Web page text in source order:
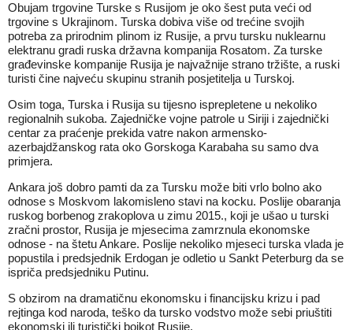
Obujam trgovine Turske s Rusijom je oko šest puta veći od
trgovine s Ukrajinom. Turska dobiva više od trećine svojih
potreba za prirodnim plinom iz Rusije, a prvu tursku nuklearnu
elektranu gradi ruska državna kompanija Rosatom. Za turske
građevinske kompanije Rusija je najvažnije strano tržište, a ruski
turisti čine najveću skupinu stranih posjetitelja u Turskoj.
Osim toga, Turska i Rusija su tijesno isprepletene u nekoliko
regionalnih sukoba. Zajedničke vojne patrole u ​​Siriji i zajednički
centar za praćenje prekida vatre nakon armensko-
azerbajdžanskog rata oko Gorskoga Karabaha su samo dva
primjera.
Ankara još dobro pamti da za Tursku može biti vrlo bolno ako
odnose s Moskvom lakomisleno stavi na kocku. Poslije obaranja
ruskog borbenog zrakoplova u zimu 2015., koji je ušao u turski
zračni prostor, Rusija je mjesecima zamrznula ekonomske
odnose - na štetu Ankare. Poslije nekoliko mjeseci turska vlada je
popustila i predsjednik Erdogan je odletio u Sankt Peterburg da se
ispriča predsjedniku Putinu.
S obzirom na dramatičnu ekonomsku i financijsku krizu i pad
rejtinga kod naroda, teško da tursko vodstvo može sebi priuštiti
ekonomski ili turistički bojkot Rusije.